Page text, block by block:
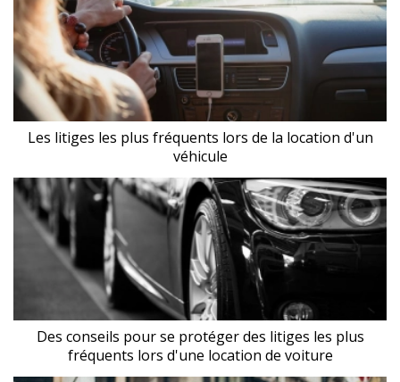
Les litiges les plus fréquents lors de la location d'un
véhicule
Des conseils pour se protéger des litiges les plus
fréquents lors d'une location de voiture